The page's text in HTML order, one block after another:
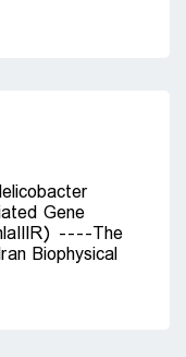
Gene
----The
Biophysical